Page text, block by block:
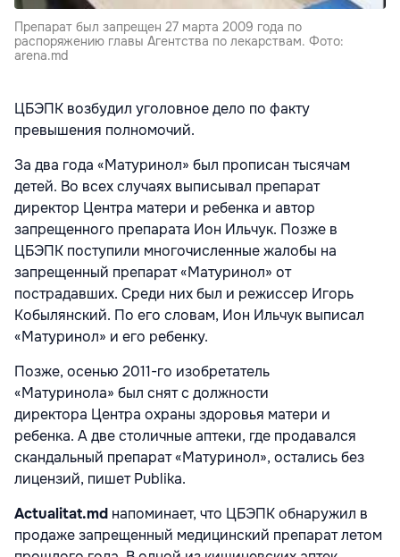
Препарат был запрещен 27 марта 2009 года по
распоряжению главы Агентства по лекарствам. Фото:
arena.md
ЦБЭПК возбудил уголовное дело по факту
превышения полномочий.
За два года «Матуринол» был прописан тысячам
детей. Во всех случаях выписывал препарат
директор Центра матери и ребенка и автор
запрещенного препарата Ион Ильчук. Позже в
ЦБЭПК поступили многочисленные жалобы на
запрещенный препарат «Матуринол» от
пострадавших. Среди них был и режиссер Игорь
Кобылянский. По его словам, Ион Ильчук выписал
«Матуринол» и его ребенку.
Позже, осенью 2011-го изобретатель
«Матуринола» был снят с должности
директора Центра охраны здоровья матери и
ребенка. А две столичные аптеки, где продавался
скандальный препарат «Mатуринол», остались без
лицензий, пишет Publika.
Actualitat.md напоминает, что ЦБЭПК обнаружил в
продаже запрещенный медицинский препарат летом